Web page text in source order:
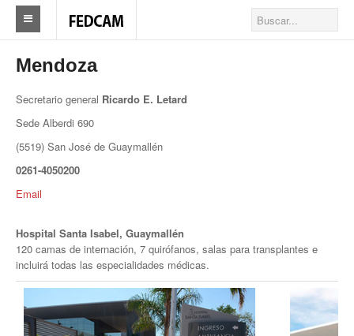
Home
Federación
Autoridades
Nuestros Sindicatos
Actualidad Sindicatos
Camioneros solidarios
Publicaciones
Mendoza
Secretario general Ricardo E. Letard
Sede Alberdi 690
(5519) San José de Guaymallén
0261-4050200
Email
Hospital Santa Isabel, Guaymallén
120 camas de internación, 7 quirófanos, salas para transplantes e
incluirá todas las especialidades médicas.